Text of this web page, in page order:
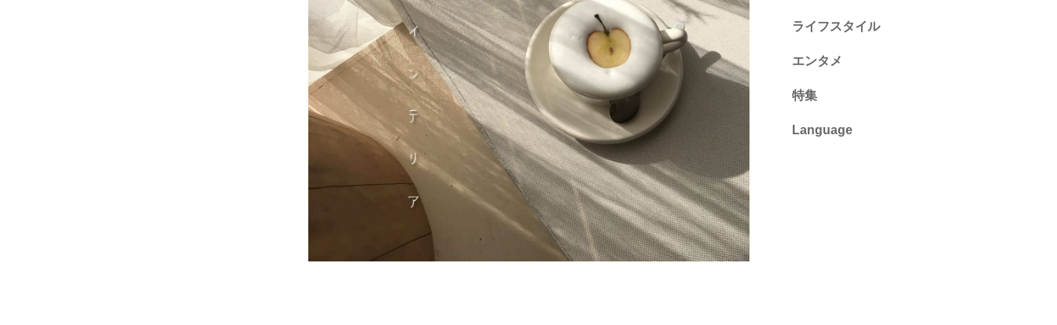
ライフスタイル
推し活
カルチャー・暮らし
エンタメ
特集
Language